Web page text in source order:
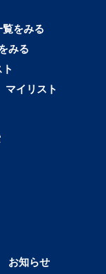
をみる
みる
マイリスト
お知らせ